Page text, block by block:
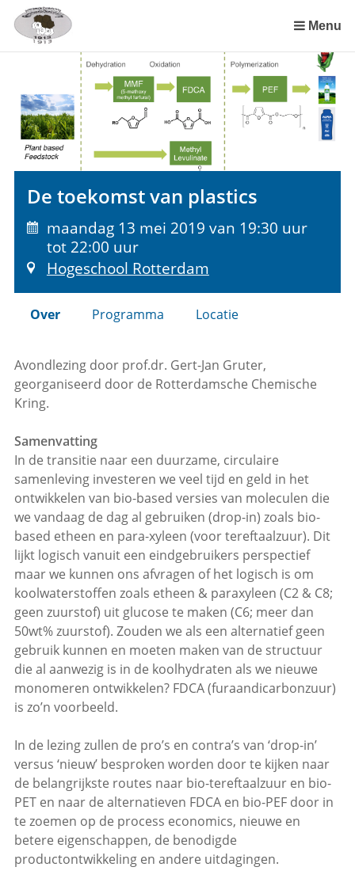
links
de
inhoud
Spring
naar
menu
Menu
De toekomst van plastics
maandag 13 mei 2019 van 19:30 uur
tot 22:00 uur
Hogeschool Rotterdam
Over Programma Locatie
Avondlezing door prof.dr. Gert-Jan Gruter,
georganiseerd door de Rotterdamsche Chemische
Kring.
Samenvatting
In de transitie naar een duurzame, circulaire
samenleving investeren we veel tijd en geld in het
ontwikkelen van bio-based versies van moleculen die
we vandaag de dag al gebruiken (drop-in) zoals bio-
based etheen en para-xyleen (voor tereftaalzuur). Dit
lijkt logisch vanuit een eindgebruikers perspectief
maar we kunnen ons afvragen of het logisch is om
koolwaterstoffen zoals etheen & paraxyleen (C2 & C8;
geen zuurstof) uit glucose te maken (C6; meer dan
50wt% zuurstof). Zouden we als een alternatief geen
gebruik kunnen en moeten maken van de structuur
die al aanwezig is in de koolhydraten als we nieuwe
monomeren ontwikkelen? FDCA (furaandicarbonzuur)
is zo’n voorbeeld.
In de lezing zullen de pro’s en contra’s van ‘drop-in’
versus ‘nieuw’ besproken worden door te kijken naar
de belangrijkste routes naar bio-tereftaalzuur en bio-
PET en naar de alternatieven FDCA en bio-PEF door in
te zoemen op de process economics, nieuwe en
betere eigenschappen, de benodigde
productontwikkeling en andere uitdagingen.